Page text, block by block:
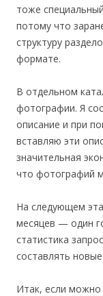
тоже
потому что
структуру
формате.
В отдельном
фотографии. Я
описание и при
вставляю эти
значительная
что фотографий
На следующем
месяцев — один
статистика
составлять
Итак, если